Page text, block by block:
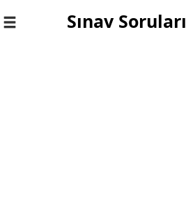
Toggle
Sınav Soruları